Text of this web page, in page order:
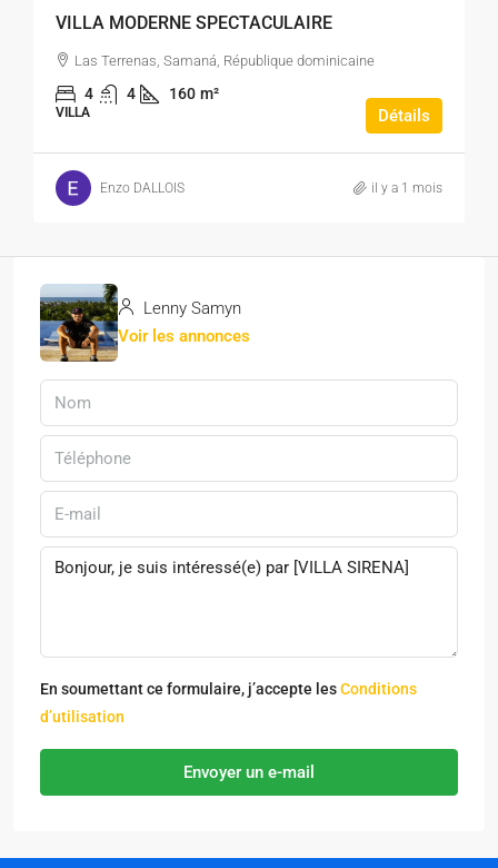
VILLA MODERNE SPECTACULAIRE
Las Terrenas, Samaná, République dominicaine
4 4 160 m²
VILLA Détails
Enzo DALLOIS il y a 1 mois
Lenny Samyn
Voir les annonces
En soumettant ce formulaire, j’accepte lesConditions
d’utilisation
Envoyer un e-mail